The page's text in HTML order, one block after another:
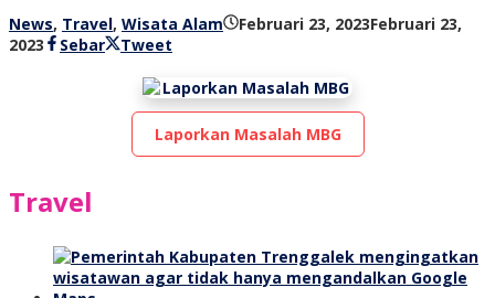
News, Travel, Wisata Alam Februari 23, 2023Februari 23,
2023 olehSebar Tweet
Laporkan Masalah MBG
Travel